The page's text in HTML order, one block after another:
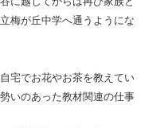
梅が丘中学へ通うようにな
宅でお花やお茶を教えてい
いのあった教材関連の仕事